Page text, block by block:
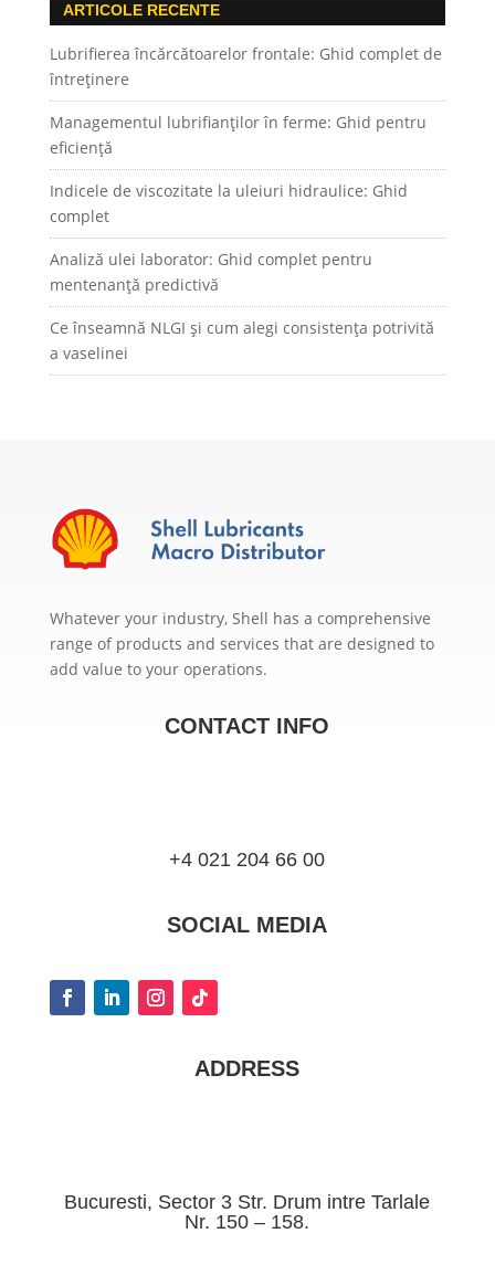
ARTICOLE RECENTE
Lubrifierea încărcătoarelor frontale: Ghid complet de
întreținere
Managementul lubrifianților în ferme: Ghid pentru
eficiență
Indicele de viscozitate la uleiuri hidraulice: Ghid
complet
Analiză ulei laborator: Ghid complet pentru
mentenanță predictivă
Ce înseamnă NLGI și cum alegi consistența potrivită
a vaselinei
Whatever your industry, Shell has a comprehensive
range of products and services that are designed to
add value to your operations.
CONTACT INFO
+4 021 204 66 00
SOCIAL MEDIA
ADDRESS
Bucuresti, Sector 3 Str. Drum intre Tarlale
Nr. 150 – 158.